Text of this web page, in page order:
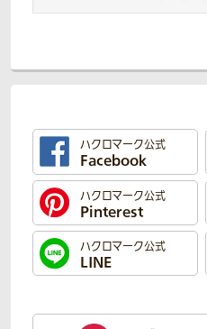
ハクロマーク公式
Facebook
ハクロマーク公式
Pinterest
ハクロマーク公式
LINE